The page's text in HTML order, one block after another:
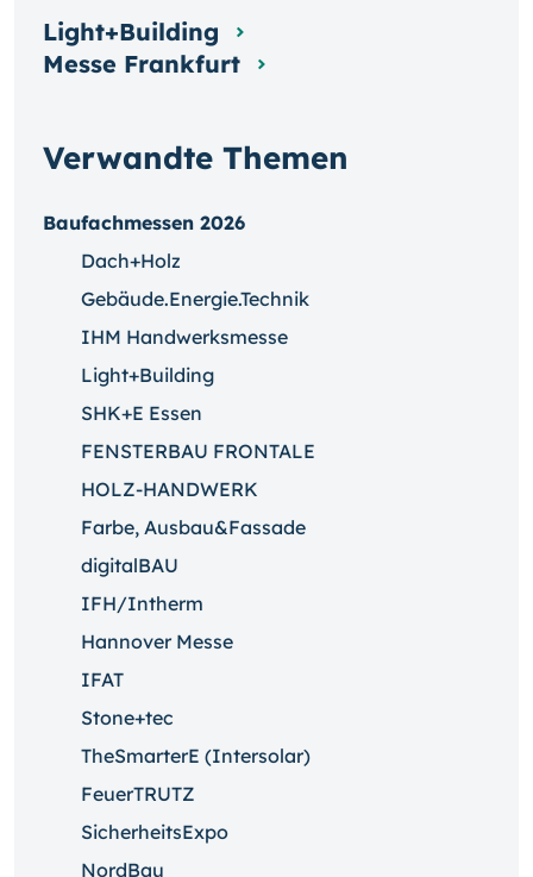
Verwandte Themen
Baufachmessen 2026
Dach+Holz
Gebäude.Energie.Technik
IHM Handwerksmesse
Light+Building
SHK+E Essen
FENSTERBAU FRONTALE
HOLZ-HANDWERK
Farbe, Ausbau&Fassade
digitalBAU
IFH/Intherm
Hannover Messe
IFAT
Stone+tec
TheSmarterE (Intersolar)
FeuerTRUTZ
SicherheitsExpo
NordBau
Light+Building
Messe Frankfurt